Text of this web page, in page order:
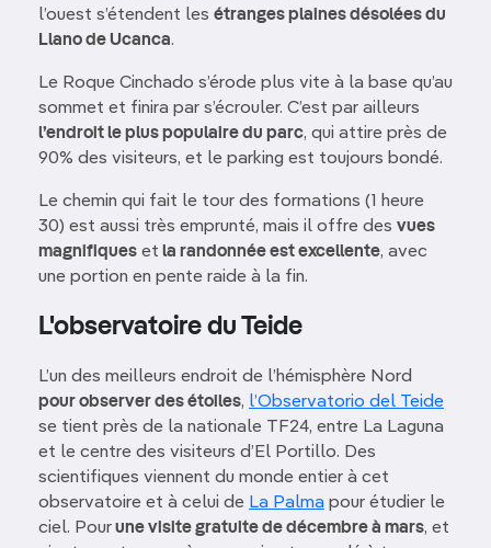
l’ouest s’étendent les étranges plaines désolées du
Llano de Ucanca.
Le Roque Cinchado s’érode plus vite à la base qu’au
sommet et finira par s’écrouler. C’est par ailleurs
l’endroit le plus populaire du parc, qui attire près de
90% des visiteurs, et le parking est toujours bondé.
Le chemin qui fait le tour des formations (1 heure
30) est aussi très emprunté, mais il offre des vues
magnifiques et la randonnée est excellente, avec
une portion en pente raide à la fin.
L'observatoire du Teide
L’un des meilleurs endroit de l’hémisphère Nord
pour observer des étoiles, l’Observatorio del Teide
se tient près de la nationale TF24, entre La Laguna
et le centre des visiteurs d’El Portillo. Des
scientifiques viennent du monde entier à cet
observatoire et à celui de La Palma pour étudier le
ciel. Pourune visite gratuite de décembre à mars, et